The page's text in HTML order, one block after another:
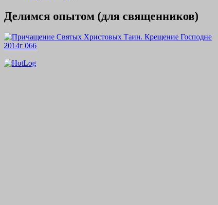
Делимся опытом (для священников)